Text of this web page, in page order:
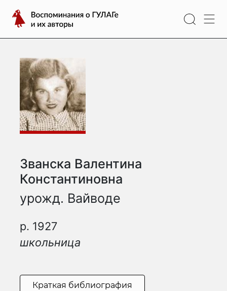
содержимому
Воспоминания
о
ГУЛАГе
их
авторы
Званска Валентина
Константиновна
урожд. Вайводе
р. 1927
школьница
Краткая библиография